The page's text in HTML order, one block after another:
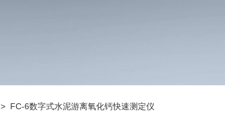
> FC-6数字式水泥游离氧化钙快速测定仪